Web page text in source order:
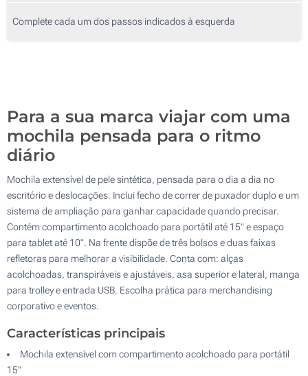
25
Complete cada um dos passos indicados à esquerda
Para a sua marca viajar com uma
mochila pensada para o ritmo
diário
Mochila extensível de pele sintética, pensada para o dia a dia no
escritório e deslocações. Inclui fecho de correr de puxador duplo e um
sistema de ampliação para ganhar capacidade quando precisar.
Contém compartimento acolchoado para portátil até 15" e espaço
para tablet até 10". Na frente dispõe de três bolsos e duas faixas
refletoras para melhorar a visibilidade. Conta com: alças
acolchoadas, transpiráveis e ajustáveis, asa superior e lateral, manga
para trolley e entrada USB. Escolha prática para merchandising
corporativo e eventos.
Características principais
Mochila extensível com compartimento acolchoado para portátil
15"